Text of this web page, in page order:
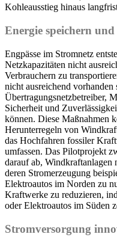
Kohleausstieg hinaus
Energie speichern
Engpässe im Stromnetz
Netzkapazitäten nicht
Verbrauchern zu
nicht ausreichend
Übertragungsnetzbetreiber,
Sicherheit und
können. Diese Maßnahmen
Herunterregeln von
das Hochfahren fossiler
umfassen. Das Pilotprojekt
darauf ab, Windkraftanlagen
deren Stromerzeugung
Elektroautos im Norden zu
Kraftwerke zu reduzieren,
oder Elektroautos im Süden
Stromversorgung